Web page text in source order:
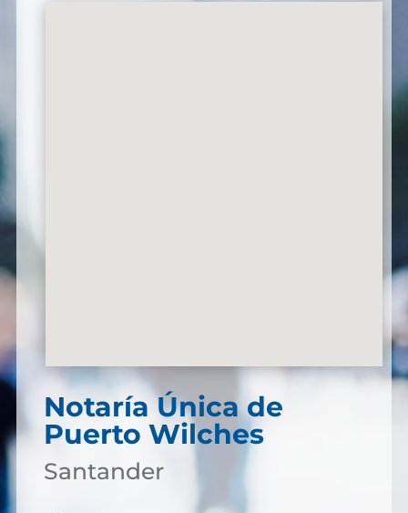
Notaría Única de
Puerto Wilches
Santander